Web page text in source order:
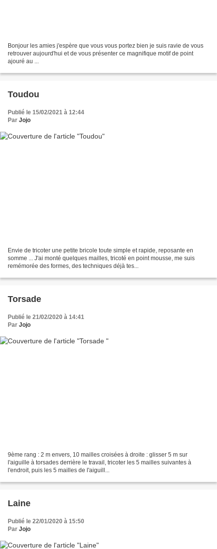
Bonjour les amies j'espère que vous vous portez bien je suis ravie de vous
retrouver aujourd'hui et de vous présenter ce magnifique motif de point
ajouré au ...
Toudou
Publié le 15/02/2021 à 12:44
Par Jojo
Envie de tricoter une petite bricole toute simple et rapide, reposante en
somme ... J'ai monté quelques mailles, tricoté en point mousse, me suis
remémorée des formes, des techniques déjà tes...
Torsade
Publié le 21/02/2020 à 14:41
Par Jojo
9ème rang : 2 m envers, 10 mailles croisées à droite : glisser 5 m sur
l'aiguille à torsades derrière le travail, tricoter les 5 mailles suivantes à
l'endroit, puis les 5 mailles de l'aiguill...
Laine
Publié le 22/01/2020 à 15:50
Par Jojo